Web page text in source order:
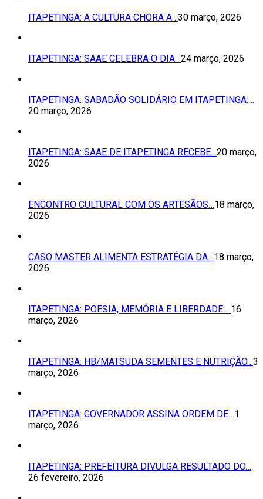
ITAPETINGA: A CULTURA CHORA A…30 março, 2026
ITAPETINGA: SAAE CELEBRA O DIA…24 março, 2026
ITAPETINGA: SABADÃO SOLIDÁRIO EM ITAPETINGA:…
20 março, 2026
ITAPETINGA: SAAE DE ITAPETINGA RECEBE…20 março,
2026
ENCONTRO CULTURAL COM OS ARTESÃOS…18 março,
2026
CASO MASTER ALIMENTA ESTRATÉGIA DA…18 março,
2026
ITAPETINGA: POESIA, MEMÓRIA E LIBERDADE:…16
março, 2026
ITAPETINGA: HB/MATSUDA SEMENTES E NUTRIÇÃO…3
março, 2026
ITAPETINGA: GOVERNADOR ASSINA ORDEM DE…1
março, 2026
ITAPETINGA: PREFEITURA DIVULGA RESULTADO DO…
26 fevereiro, 2026